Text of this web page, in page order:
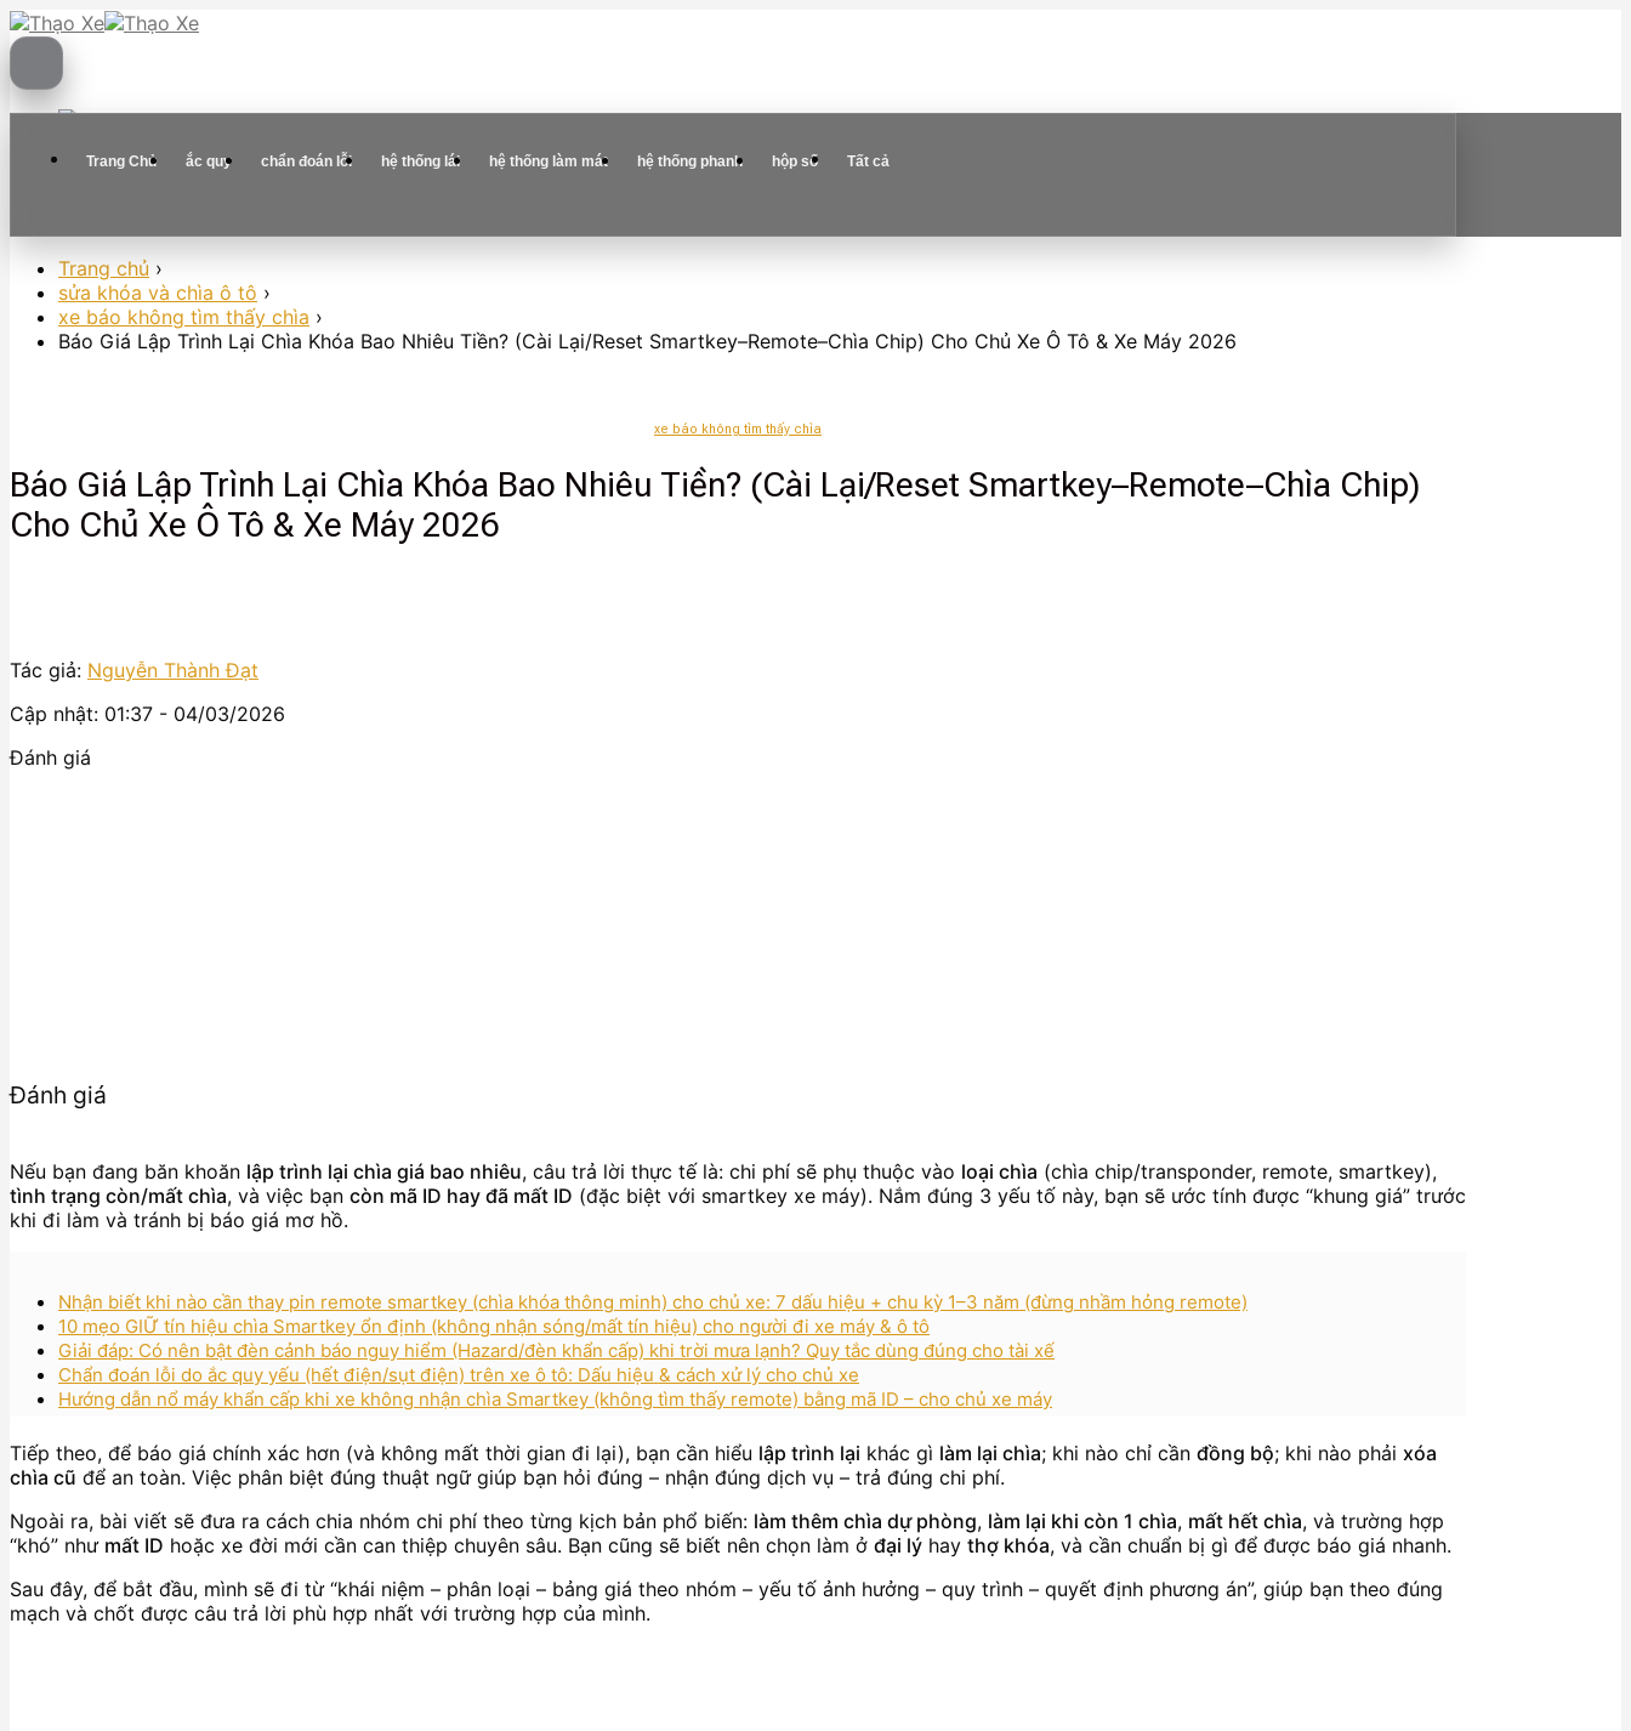
Skip
to
Trang Chủ ắc quy chẩn đoán lỗi hệ thống lái hệ thống làm mát hệ thống phanh hộp số Tất cả
Trang chủ ›
sửa khóa và chìa ô tô ›
xe báo không tìm thấy chìa ›
Báo Giá Lập Trình Lại Chìa Khóa Bao Nhiêu Tiền? (Cài Lại/Reset Smartkey–Remote–Chìa Chip) Cho Chủ Xe Ô Tô & Xe Máy 2026
xe báo không tìm thấy chìa
Báo Giá Lập Trình Lại Chìa Khóa Bao Nhiêu Tiền? (Cài Lại/Reset Smartkey–Remote–Chìa Chip)
Cho Chủ Xe Ô Tô & Xe Máy 2026
Tác giả: Nguyễn Thành Đạt
Cập nhật: 01:37 - 04/03/2026
Đánh giá
Đánh giá
Nếu bạn đang băn khoăn lập trình lại chìa giá bao nhiêu, câu trả lời thực tế là: chi phí sẽ phụ thuộc vào loại chìa (chìa chip/transponder, remote, smartkey),
tình trạng còn/mất chìa, và việc bạn còn mã ID hay đã mất ID (đặc biệt với smartkey xe máy). Nắm đúng 3 yếu tố này, bạn sẽ ước tính được “khung giá” trước
khi đi làm và tránh bị báo giá mơ hồ.
Nhận biết khi nào cần thay pin remote smartkey (chìa khóa thông minh) cho chủ xe: 7 dấu hiệu + chu kỳ 1–3 năm (đừng nhầm hỏng remote)
10 mẹo GIỮ tín hiệu chìa Smartkey ổn định (không nhận sóng/mất tín hiệu) cho người đi xe máy & ô tô
Giải đáp: Có nên bật đèn cảnh báo nguy hiểm (Hazard/đèn khẩn cấp) khi trời mưa lạnh? Quy tắc dùng đúng cho tài xế
Chẩn đoán lỗi do ắc quy yếu (hết điện/sụt điện) trên xe ô tô: Dấu hiệu & cách xử lý cho chủ xe
Hướng dẫn nổ máy khẩn cấp khi xe không nhận chìa Smartkey (không tìm thấy remote) bằng mã ID – cho chủ xe máy
Tiếp theo, để báo giá chính xác hơn (và không mất thời gian đi lại), bạn cần hiểu lập trình lại khác gì làm lại chìa; khi nào chỉ cần đồng bộ; khi nào phải xóa
chìa cũ để an toàn. Việc phân biệt đúng thuật ngữ giúp bạn hỏi đúng – nhận đúng dịch vụ – trả đúng chi phí.
Ngoài ra, bài viết sẽ đưa ra cách chia nhóm chi phí theo từng kịch bản phổ biến: làm thêm chìa dự phòng, làm lại khi còn 1 chìa, mất hết chìa, và trường hợp
“khó” như mất ID hoặc xe đời mới cần can thiệp chuyên sâu. Bạn cũng sẽ biết nên chọn làm ở đại lý hay thợ khóa, và cần chuẩn bị gì để được báo giá nhanh.
Sau đây, để bắt đầu, mình sẽ đi từ “khái niệm – phân loại – bảng giá theo nhóm – yếu tố ảnh hưởng – quy trình – quyết định phương án”, giúp bạn theo đúng
mạch và chốt được câu trả lời phù hợp nhất với trường hợp của mình.